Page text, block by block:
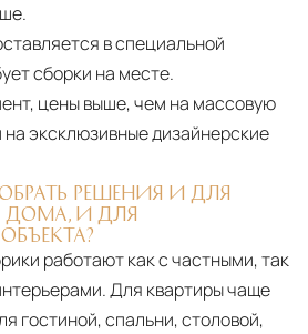
в специальной
сборки на месте.
цены выше, чем на массовую
эксклюзивные дизайнерские
РЕШЕНИЯ И ДЛЯ
ДОМА, И ДЛЯ
работают как с частными, так
Для квартиры чаще
гостиной, спальни, столовой,